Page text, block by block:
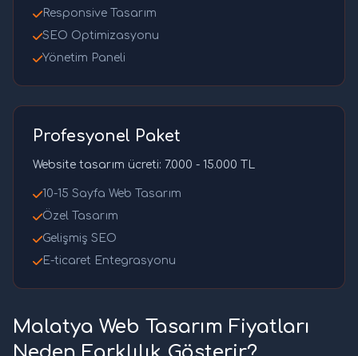
Responsive Tasarım
SEO Optimizasyonu
Yönetim Paneli
Profesyonel Paket
Website tasarım ücreti: 7.000 - 15.000 TL
10-15 Sayfa Web Tasarım
Özel Tasarım
Gelişmiş SEO
E-ticaret Entegrasyonu
Malatya Web Tasarım Fiyatları